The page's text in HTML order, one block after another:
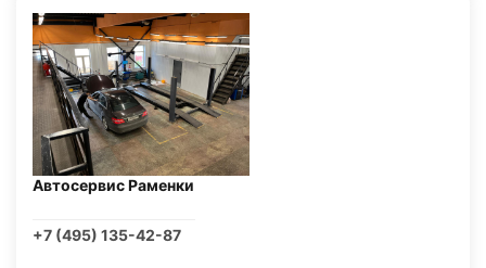
Автосервис Раменки
+7 (495) 135-42-87